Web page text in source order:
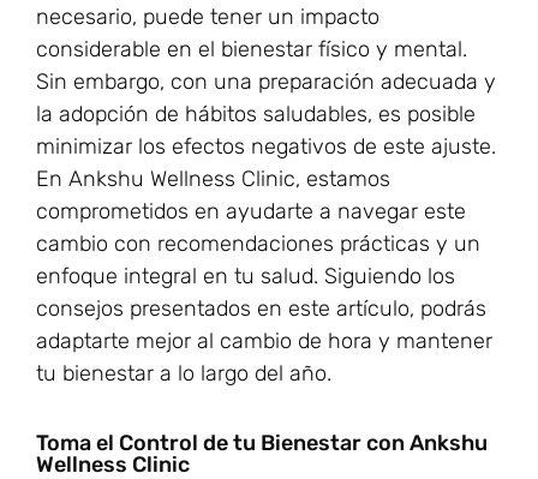
necesario, puede tener un impacto
considerable en el bienestar físico y mental.
Sin embargo, con una preparación adecuada y
la adopción de hábitos saludables, es posible
minimizar los efectos negativos de este ajuste.
En Ankshu Wellness Clinic, estamos
comprometidos en ayudarte a navegar este
cambio con recomendaciones prácticas y un
enfoque integral en tu salud. Siguiendo los
consejos presentados en este artículo, podrás
adaptarte mejor al cambio de hora y mantener
tu bienestar a lo largo del año.
Toma el Control de tu Bienestar con Ankshu
Wellness Clinic